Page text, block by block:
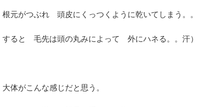
根元がつぶれ 頭皮にくっつくように乾いてしまう。。
すると 毛先は頭の丸みによって 外にハネる。。汗）
大体がこんな感じだと思う。